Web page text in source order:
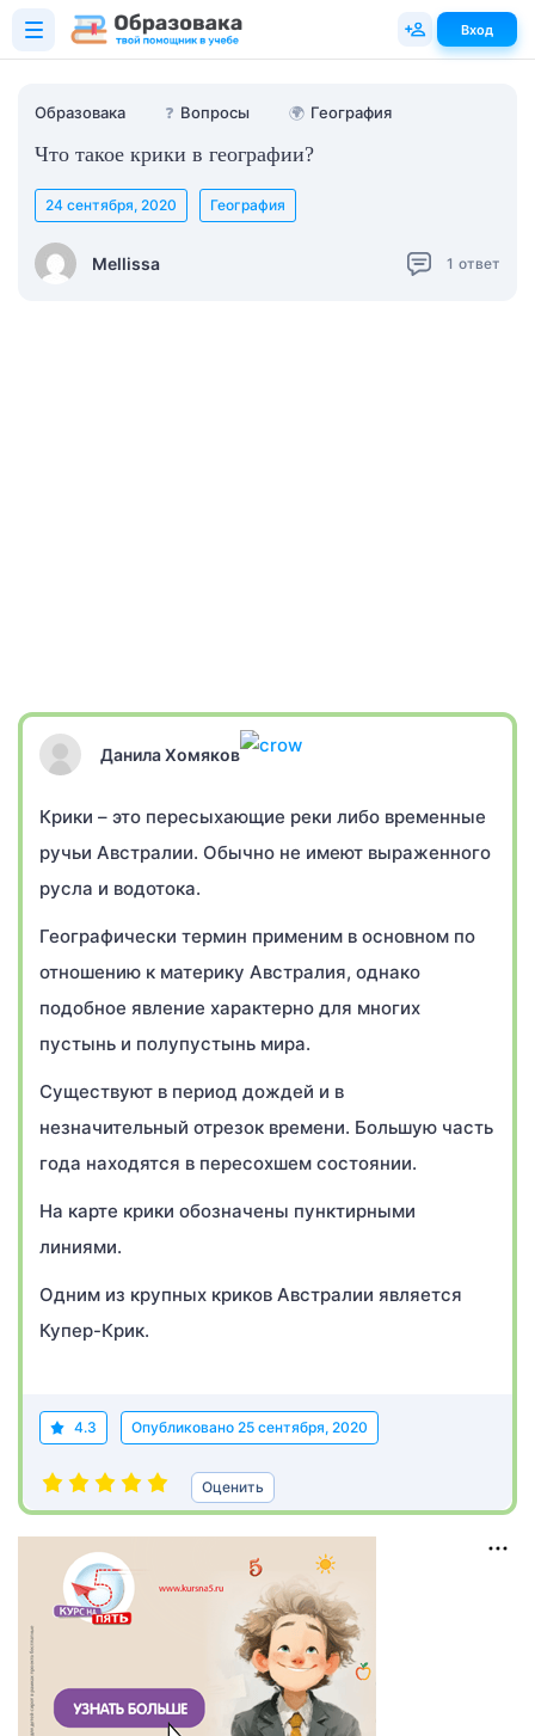
Образовака ❓ Вопросы 🌍 География
Что такое крики в географии?
Mellissa
24 сентября, 2020 География
1 ответ
Данила Хомяков
Крики – это пересыхающие реки либо временные
ручьи Австралии. Обычно не имеют выраженного
русла и водотока.
Географически термин применим в основном по
отношению к материку Австралия, однако
подобное явление характерно для многих
пустынь и полупустынь мира.
Существуют в период дождей и в
незначительный отрезок времени. Большую часть
года находятся в пересохшем состоянии.
На карте крики обозначены пунктирными
линиями.
Одним из крупных криков Австралии является
Купер-Крик.
4.3 Опубликовано 25 сентября, 2020
Оценить
Вход